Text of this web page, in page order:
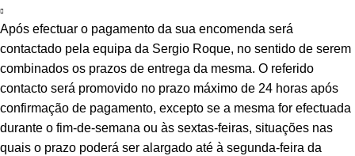
Após efectuar o pagamento da sua encomenda será
contactado pela equipa da Sergio Roque, no sentido de serem
combinados os prazos de entrega da mesma. O referido
contacto será promovido no prazo máximo de 24 horas após
confirmação de pagamento, excepto se a mesma for efectuada
durante o fim-de-semana ou às sextas-feiras, situações nas
quais o prazo poderá ser alargado até à segunda-feira da